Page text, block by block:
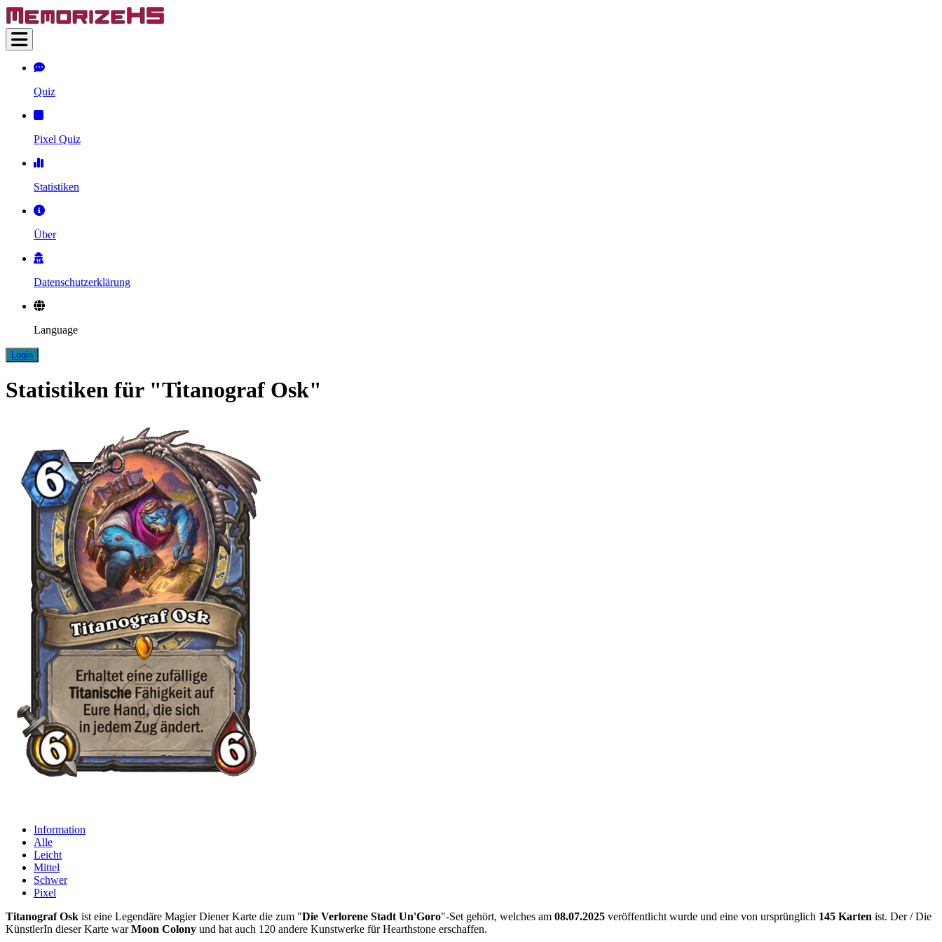
Quiz
Pixel Quiz
Statistiken
Über
Datenschutzerklärung
Language
Login
Statistiken für "Titanograf Osk"
Information
Alle
Leicht
Mittel
Schwer
Pixel
Titanograf Osk ist eine Legendäre Magier Diener Karte die zum "Die Verlorene Stadt Un'Goro"-Set gehört, welches am 08.07.2025 veröffentlicht wurde und eine von ursprünglich 145 Karten ist. Der / Die
KünstlerIn dieser Karte warMoon Colony und hat auch 120 andere Kunstwerke für Hearthstone erschaffen.